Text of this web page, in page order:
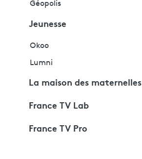
Géopolis
Jeunesse
Okoo
Lumni
La maison des maternelles
France TV Lab
France TV Pro